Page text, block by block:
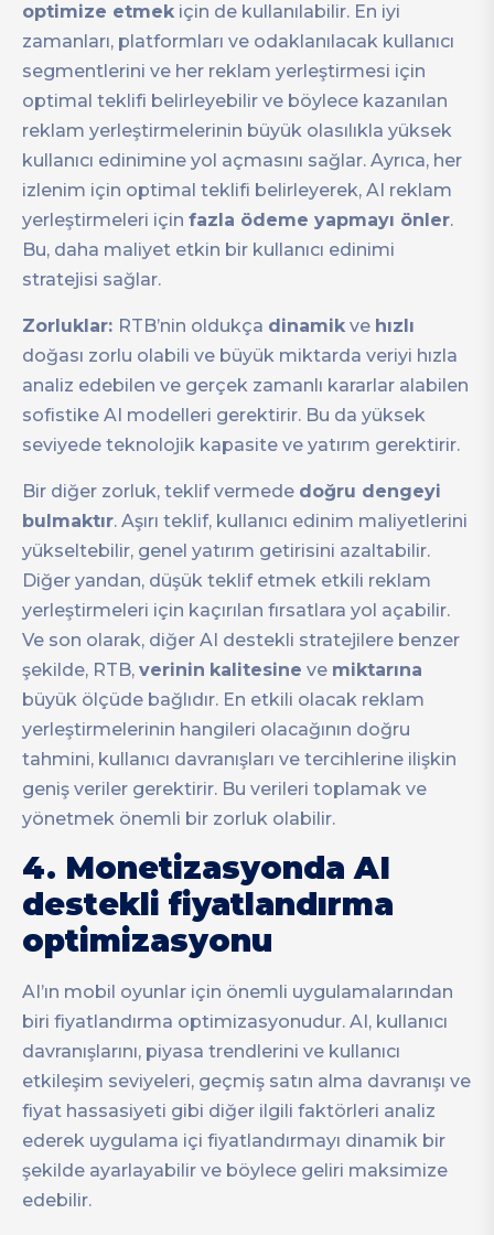
optimize etmek için de kullanılabilir. En iyi
zamanları, platformları ve odaklanılacak kullanıcı
segmentlerini ve her reklam yerleştirmesi için
optimal teklifi belirleyebilir ve böylece kazanılan
reklam yerleştirmelerinin büyük olasılıkla yüksek
kullanıcı edinimine yol açmasını sağlar. Ayrıca, her
izlenim için optimal teklifi belirleyerek, AI reklam
yerleştirmeleri için fazla ödeme yapmayı önler.
Bu, daha maliyet etkin bir kullanıcı edinimi
stratejisi sağlar.
Zorluklar: RTB’nin oldukça dinamik ve hızlı
doğası zorlu olabili ve büyük miktarda veriyi hızla
analiz edebilen ve gerçek zamanlı kararlar alabilen
sofistike AI modelleri gerektirir. Bu da yüksek
seviyede teknolojik kapasite ve yatırım gerektirir.
Bir diğer zorluk, teklif vermede doğru dengeyi
bulmaktır. Aşırı teklif, kullanıcı edinim maliyetlerini
yükseltebilir, genel yatırım getirisini azaltabilir.
Diğer yandan, düşük teklif etmek etkili reklam
yerleştirmeleri için kaçırılan fırsatlara yol açabilir.
Ve son olarak, diğer AI destekli stratejilere benzer
şekilde, RTB, verinin kalitesine ve miktarına
büyük ölçüde bağlıdır. En etkili olacak reklam
yerleştirmelerinin hangileri olacağının doğru
tahmini, kullanıcı davranışları ve tercihlerine ilişkin
geniş veriler gerektirir. Bu verileri toplamak ve
yönetmek önemli bir zorluk olabilir.
4. Monetizasyonda AI
destekli fiyatlandırma
optimizasyonu
AI’ın mobil oyunlar için önemli uygulamalarından
biri fiyatlandırma optimizasyonudur. AI, kullanıcı
davranışlarını, piyasa trendlerini ve kullanıcı
etkileşim seviyeleri, geçmiş satın alma davranışı ve
fiyat hassasiyeti gibi diğer ilgili faktörleri analiz
ederek uygulama içi fiyatlandırmayı dinamik bir
şekilde ayarlayabilir ve böylece geliri maksimize
edebilir.